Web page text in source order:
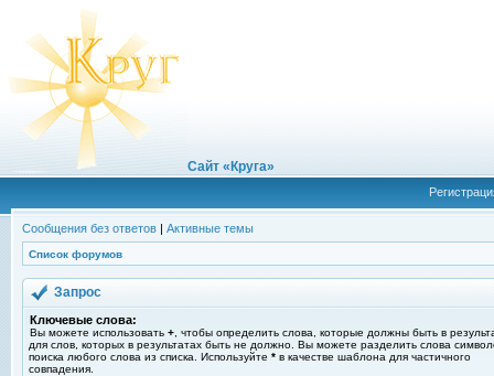
Сайт «Круга»
Сообщения без ответов | Активные темы
Список форумов
Запрос
Ключевые слова:
Вы можете использовать + , чтобы определить слова, которые должны быть в
для слов, которых в результатах быть не должно. Вы можете разделить слова
поиска любого слова из списка. Используйте * в качестве шаблона для частичного
совпадения.